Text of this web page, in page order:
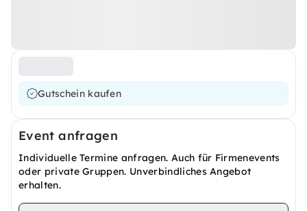
Gutschein kaufen
Event anfragen
Individuelle Termine anfragen. Auch für Firmenevents
oder private Gruppen. Unverbindliches Angebot
erhalten.